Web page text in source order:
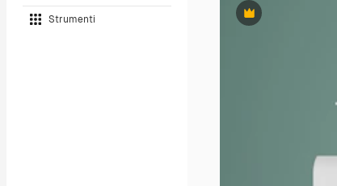
Strumenti Premium